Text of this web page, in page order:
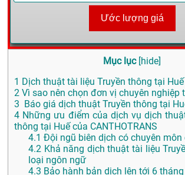
Ước lượng giá
Mục lục [hide]
1 Dịch thuật tài liệu Truyền thông tại
2 Vì sao nên chọn đơn vị chuyên nghiệp
3 Báo giá dịch thuật Truyền thông tại
4 Những ưu điểm của dịch vụ dịch
thông tại Huế của CANTHOTRANS
4.1 Đội ngũ biên dịch có chuyên môn
4.2 Khả năng dịch thuật tài liệu
loại ngôn ngữ
4.3 Bảo hành bản dịch lên tới 6 tháng